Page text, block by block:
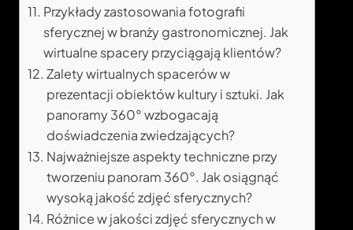
Przykłady zastosowania fotografii
sferycznej w branży gastronomicznej. Jak
wirtualne spacery przyciągają klientów?
Zalety wirtualnych spacerów w
prezentacji obiektów kultury i sztuki. Jak
panoramy 360° wzbogacają
doświadczenia zwiedzających?
Najważniejsze aspekty techniczne przy
tworzeniu panoram 360°. Jak osiągnąć
wysoką jakość zdjęć sferycznych?
Różnice w jakości zdjęć sferycznych w